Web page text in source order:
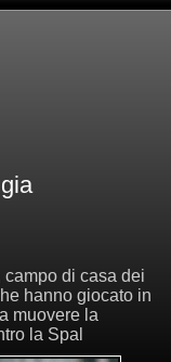
campo di casa dei
hanno giocato in
muovere la
la Spal